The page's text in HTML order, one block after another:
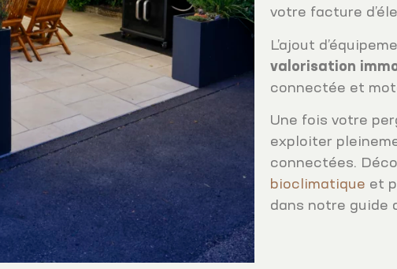
votre facture
L’ajout
valorisation
connectée et
Une fois votre
exploiter
connectées.
bioclimatique et
dans notre guide